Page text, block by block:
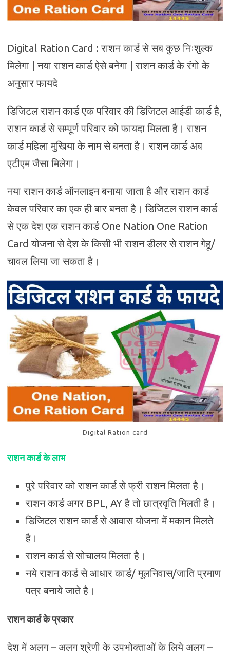
Digital Ration Card : राशन कार्ड से सब कुछ निःशुल्क
मिलेगा | नया राशन कार्ड ऐसे बनेगा | राशन कार्ड के रंगो के
अनुसार फायदे
डिजिटल राशन कार्ड एक परिवार की डिजिटल आईडी कार्ड है,
राशन कार्ड से सम्पूर्ण परिवार को फायदा मिलता है। राशन
कार्ड महिला मुखिया के नाम से बनता है। राशन कार्ड अब
एटीएम जैसा मिलेगा।
नया राशन कार्ड ऑनलाइन बनाया जाता है और राशन कार्ड
केवल परिवार का एक ही बार बनता है। डिजिटल राशन कार्ड
से एक देश एक राशन कार्ड One Nation One Ration
Card योजना से देश के किसी भी राशन डीलर से राशन गेहू/
चावल लिया जा सकता है।
Digital Ration card
राशन कार्ड के लाभ
पुरे परिवार को राशन कार्ड से फ्री राशन मिलता है।
राशन कार्ड अगर BPL, AY है तो छात्रवृति मिलती है।
डिजिटल राशन कार्ड से आवास योजना में मकान मिलते
है।
राशन कार्ड से सोचालय मिलता है।
नये राशन कार्ड से आधार कार्ड/ मूलनिवास/जाति प्रमाण
पत्र बनाये जाते है।
राशन कार्ड के प्रकार
देश में अलग – अलग श्रेणी के उपभोक्ताओं के लिये अलग –